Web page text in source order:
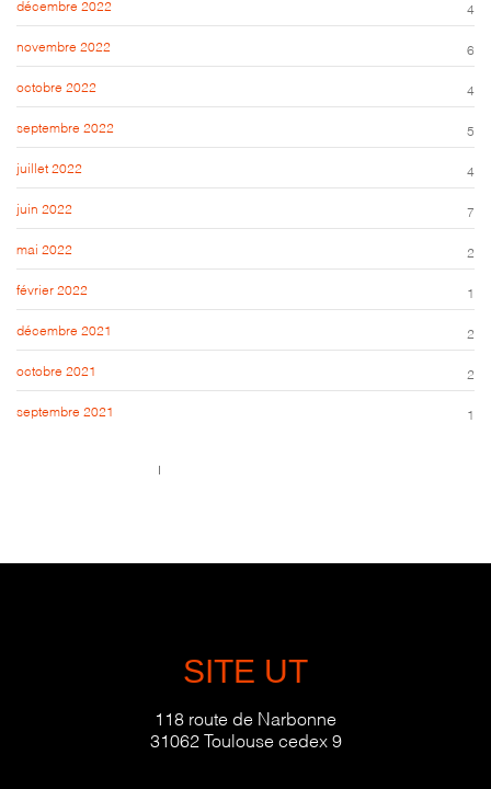
décembre 2022 4
novembre 2022 6
octobre 2022 4
septembre 2022 5
juillet 2022 4
juin 2022 7
mai 2022 2
février 2022 1
décembre 2021 2
octobre 2021 2
septembre 2021 1
SITE UT
118 route de Narbonne
31062 Toulouse cedex 9